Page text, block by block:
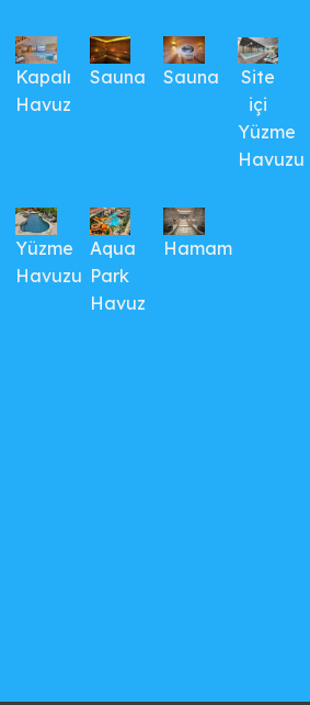
Kapalı
Havuz
Sauna Sauna
Site
içi
Yüzme
Havuzu
Yüzme
Havuzu
Aqua
Park
Havuz
Hamam